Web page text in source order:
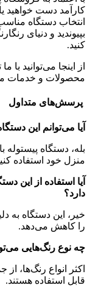
کارآمد دست خواهید
انتخاب دستگاه
بپیوندید و دنیای
کنید.
از اینجا می‌توانید
محصولات و خدمات
پرسش‌های متداول
آیا می‌توانم این
بله، دستگاه پیستوله
منزل خود استفاده
آیا استفاده از این
دارد؟
خیر، این دستگاه به
را کاهش می‌دهد.
چه نوع رنگ‌هایی
اکثر انواع رنگ‌ها،
قابل استفاده هستند.